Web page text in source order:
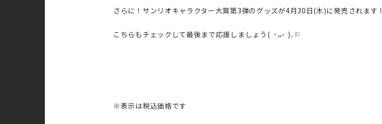
さらに！サンリオキャラクター大賞第3弾のグッズが4月30日(木)に発売されます！
こちらもチェックして最後まで応援しましょう( ･ᴗ･ )⸝⚐
※表示は税込価格です